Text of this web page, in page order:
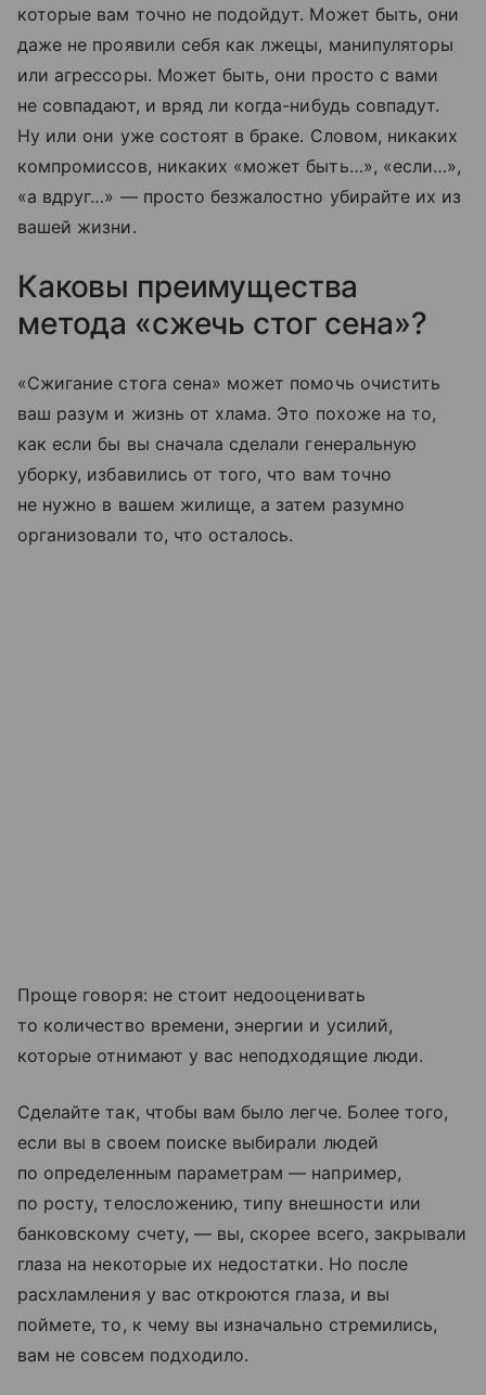
которые вам точно не подойдут. Может быть, они
даже не проявили себя как лжецы, манипуляторы
или агрессоры. Может быть, они просто с вами
не совпадают, и вряд ли когда-нибудь совпадут.
Ну или они уже состоят в браке. Словом, никаких
компромиссов, никаких «может быть…», «если…»,
«а вдруг…» — просто безжалостно убирайте их из
вашей жизни.
Каковы преимущества
метода «сжечь стог сена»?
«Сжигание стога сена» может помочь очистить
ваш разум и жизнь от хлама. Это похоже на то,
как если бы вы сначала сделали генеральную
уборку, избавились от того, что вам точно
не нужно в вашем жилище, а затем разумно
организовали то, что осталось.
Проще говоря: не стоит недооценивать
то количество времени, энергии и усилий,
которые отнимают у вас неподходящие люди.
Сделайте так, чтобы вам было легче. Более того,
если вы в своем поиске выбирали людей
по определенным параметрам — например,
по росту, телосложению, типу внешности или
банковскому счету, — вы, скорее всего, закрывали
глаза на некоторые их недостатки. Но после
расхламления у вас откроются глаза, и вы
поймете, то, к чему вы изначально стремились,
вам не совсем подходило.